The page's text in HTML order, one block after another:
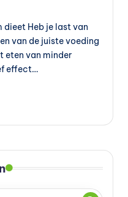
dieet Heb je last van
van de juiste voeding
eten van minder
effect…